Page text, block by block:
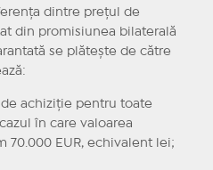
dintre prețul de
din promisiunea bilaterală
se plătește de către
achiziție pentru toate
în care valoarea
70.000 EUR, echivalent lei;